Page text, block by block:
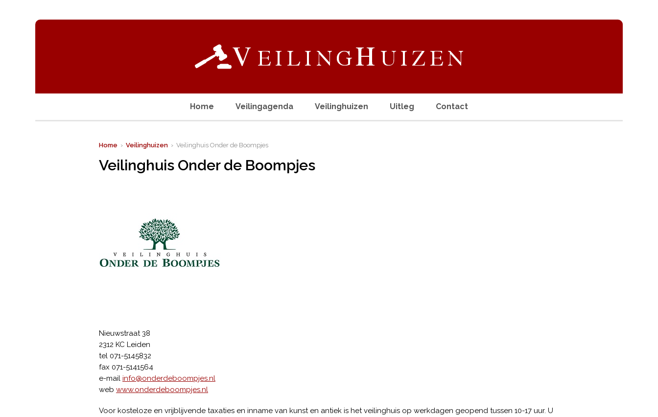
Home Veilingagenda Veilinghuizen Uitleg Contact
Home › Veilinghuizen › Veilinghuis Onder de Boompjes
Veilinghuis Onder de Boompjes
Nieuwstraat 38
2312 KC Leiden
tel 071-5145832
fax 071-5141564
e-mail info@onderdeboompjes.nl
web www.onderdeboompjes.nl
Voor kosteloze en vrijblijvende taxaties en inname van kunst en antiek is het veilinghuis op werkdagen geopend tussen 10-17 uur. U